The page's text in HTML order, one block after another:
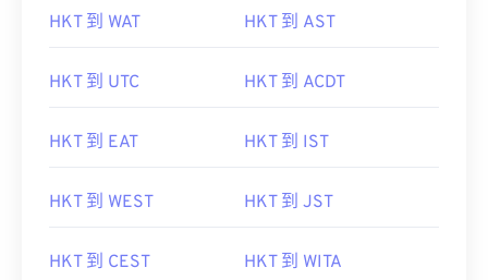
HKT 到 WAT HKT 到 AST
HKT 到 UTC HKT 到 ACDT
HKT 到 EAT HKT 到 IST
HKT 到 WEST HKT 到 JST
HKT 到 CEST HKT 到 WITA